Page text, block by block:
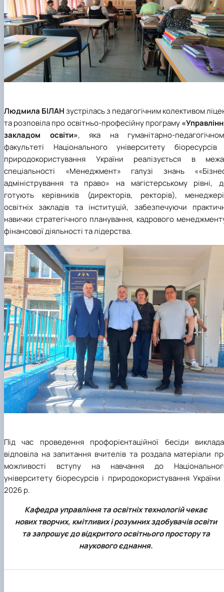
Людмила БІЛАНзустрілась з педагогічним колективом
та розповіла про освітньо-професійну програму
закладом освіти», яка на гуманітарно-
факультеті Національного університету біоресурсів
природокористування України реалізується в
спеціальності «Менеджмент» галузі знань
адміністрування та право» на магістерському рівні,
готують керівників (директорів, ректорів),
освітніх закладів та інституцій, забезпечуючи
навички стратегічного планування, кадрового
фінансової діяльності та лідерства.
Під час проведення профорієнтаційної бесіди
відповіла на запитання вчителів та роздала матеріали
можливості вступу на навчання до
університету біоресурсів і природокористування України
2026 р.
Кафедра управління та освітніх технологій чекає
нових творчих, кмітливих і розумних здобувачів освіти
та запрошує до відкритого освітнього простору та
наукового єднання.